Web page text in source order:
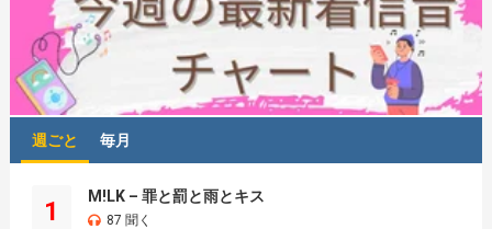
週ごと 毎月
1
M!LK – 罪と罰と雨とキス
87 聞く